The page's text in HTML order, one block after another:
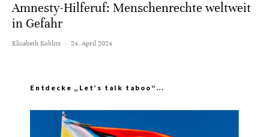
Amnesty-Hilferuf: Menschenrechte weltweit
in Gefahr
Elisabeth Koblitz · 24. April 2024
Entdecke „Let’s talk taboo“…